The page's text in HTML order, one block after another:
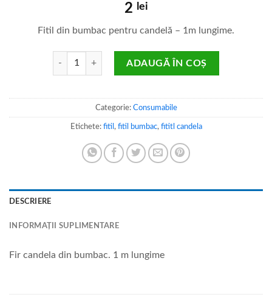
2 lei
Fitil din bumbac pentru candelă – 1m lungime.
Cantitate Fitil din bumbac pentru candelă
ADAUGĂ ÎN COȘ
Categorie: Consumabile
Etichete: fitil , fitil bumbac, fititl candela
DESCRIERE
INFORMAȚII SUPLIMENTARE
Fir candela din bumbac. 1 m lungime